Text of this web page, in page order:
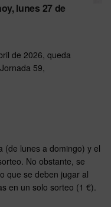
lunes 27 de
de 2026, queda
59,
(de lunes a domingo) y el
No obstante, se
que se deben jugar al
en un solo sorteo (1 €).